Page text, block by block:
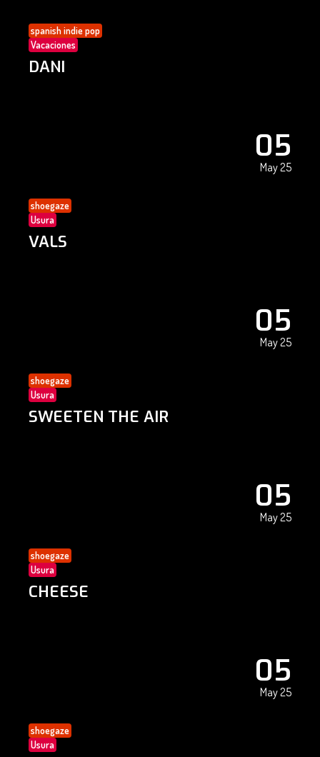
spanish indie pop
Vacaciones
DANI
05
May 25
shoegaze
Usura
VALS
05
May 25
shoegaze
Usura
SWEETEN THE AIR
05
May 25
shoegaze
Usura
CHEESE
05
May 25
shoegaze
Usura